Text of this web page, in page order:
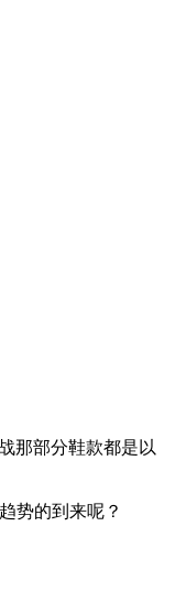
那部分鞋款都是以
势的到来呢？